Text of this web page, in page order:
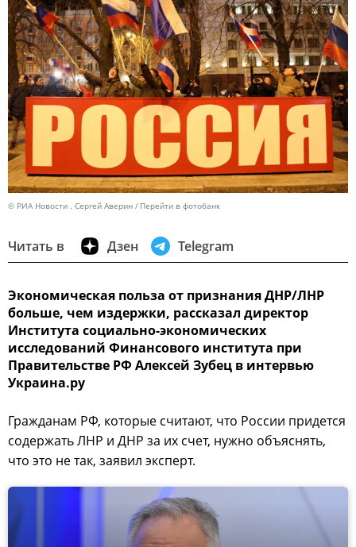
© РИА Новости . Сергей Аверин Перейти в фотобанк
Читать в Дзен Telegram
Экономическая польза от признания ДНР/ЛНР
больше, чем издержки, рассказал директор
Института социально-экономических
исследований Финансового института при
Правительстве РФ Алексей Зубец в интервью
Украина.ру
Гражданам РФ, которые считают, что России придется
содержать ЛНР и ДНР за их счет, нужно объяснять,
что это не так, заявил эксперт.